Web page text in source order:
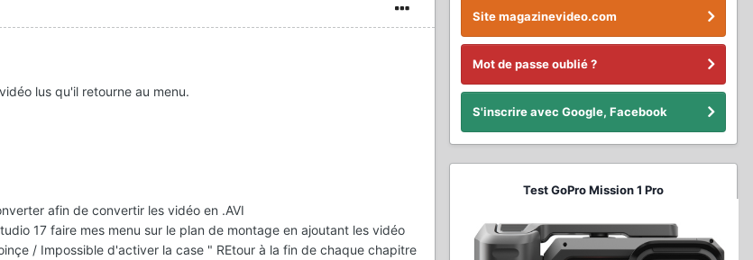
lus qu'il retourne au menu.
afin de convertir les vidéo en .AVI
17 faire mes menu sur le plan de montage en ajoutant les vidéo
/ Impossible d'activer la case " REtour à la fin de chaque chapitre
Site magazinevideo.com
Mot de passe oublié ?
S'inscrire avec Google, Facebook
Test GoPro Mission 1 Pro